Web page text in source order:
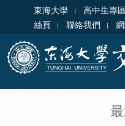
東海大學 高中生專
絲頁
聯絡我們